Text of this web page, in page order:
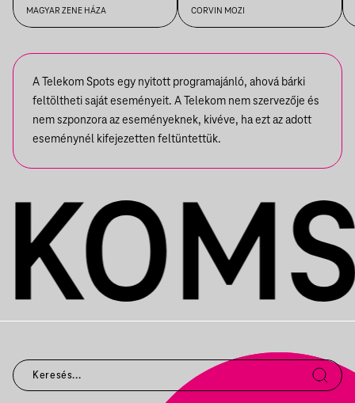
MAGYAR ZENE HÁZA CORVIN MOZI
A Telekom Spots egy nyitott programajánló, ahová bárki
feltöltheti saját eseményeit. A Telekom nem szervezője és
nem szponzora az eseményeknek, kivéve, ha ezt az adott
eseménynél kifejezetten feltüntettük.